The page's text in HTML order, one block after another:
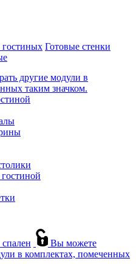
гостиных Готовые стенки
другие модули в
таким значком.
Вы можете
в комплектах, помеченных